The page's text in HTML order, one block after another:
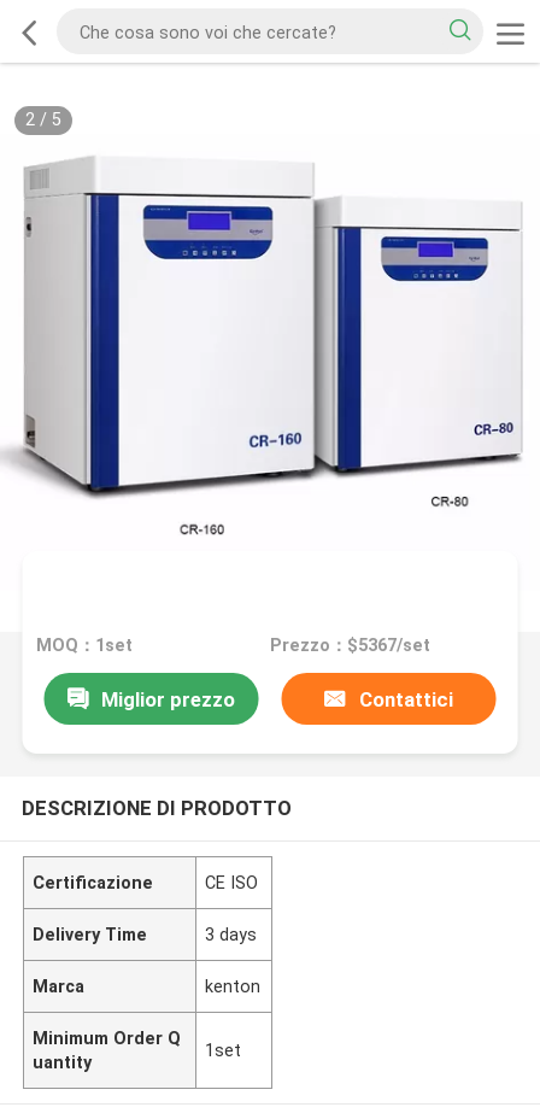
2/ 5
MOQ：1set Prezzo：$5367/set
Miglior prezzo Contattici
DESCRIZIONE DI PRODOTTO
Certificazione CE ISO
Delivery Time 3 days
Marca kenton
Minimum Order Q
uantity
1set